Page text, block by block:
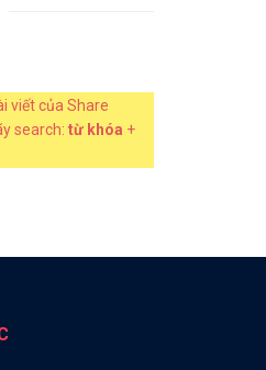
viết của Share
search: từ khóa +